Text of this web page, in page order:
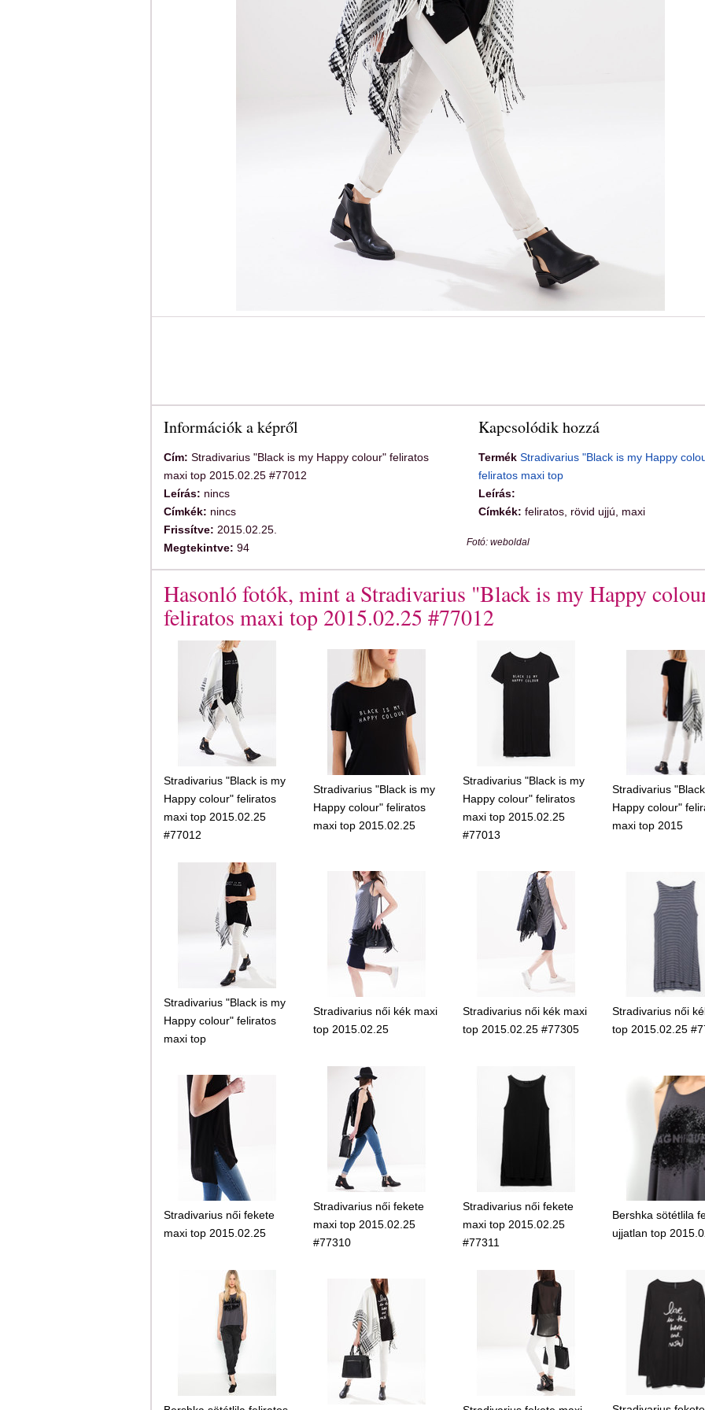
Információk a képről
Cím: Stradivarius "Black is my Happy colour" feliratos
maxi top 2015.02.25 #77012
Leírás: nincs
Címkék: nincs
Frissítve: 2015.02.25.
Megtekintve: 94
Kapcsolódik hozzá
Termék Stradivarius "Black is my Happy
feliratos maxi top
Leírás:
Címkék: feliratos, rövid ujjú, maxi
Fotó: weboldal
Hasonló fotók, mint a Stradivarius "Black is my Happy
feliratos maxi top 2015.02.25 #77012
Stradivarius "Black is my
Happy colour" feliratos
maxi top 2015.02.25
#77012
Stradivarius "Black is my
Happy colour" feliratos
maxi top 2015.02.25
Stradivarius "Black is my
Happy colour" feliratos
maxi top 2015.02.25
#77013
Stradivarius
Happy colour"
maxi top 2015
Stradivarius "Black is my
Happy colour" feliratos
maxi top
Stradivarius női kék maxi
top 2015.02.25
Stradivarius női kék maxi
top 2015.02.25 #77305
Stradivarius női
top 2015.02.25
Stradivarius női fekete
maxi top 2015.02.25
Stradivarius női fekete
maxi top 2015.02.25
#77310
Stradivarius női fekete
maxi top 2015.02.25
#77311
Bershka sötétlila
ujjatlan top